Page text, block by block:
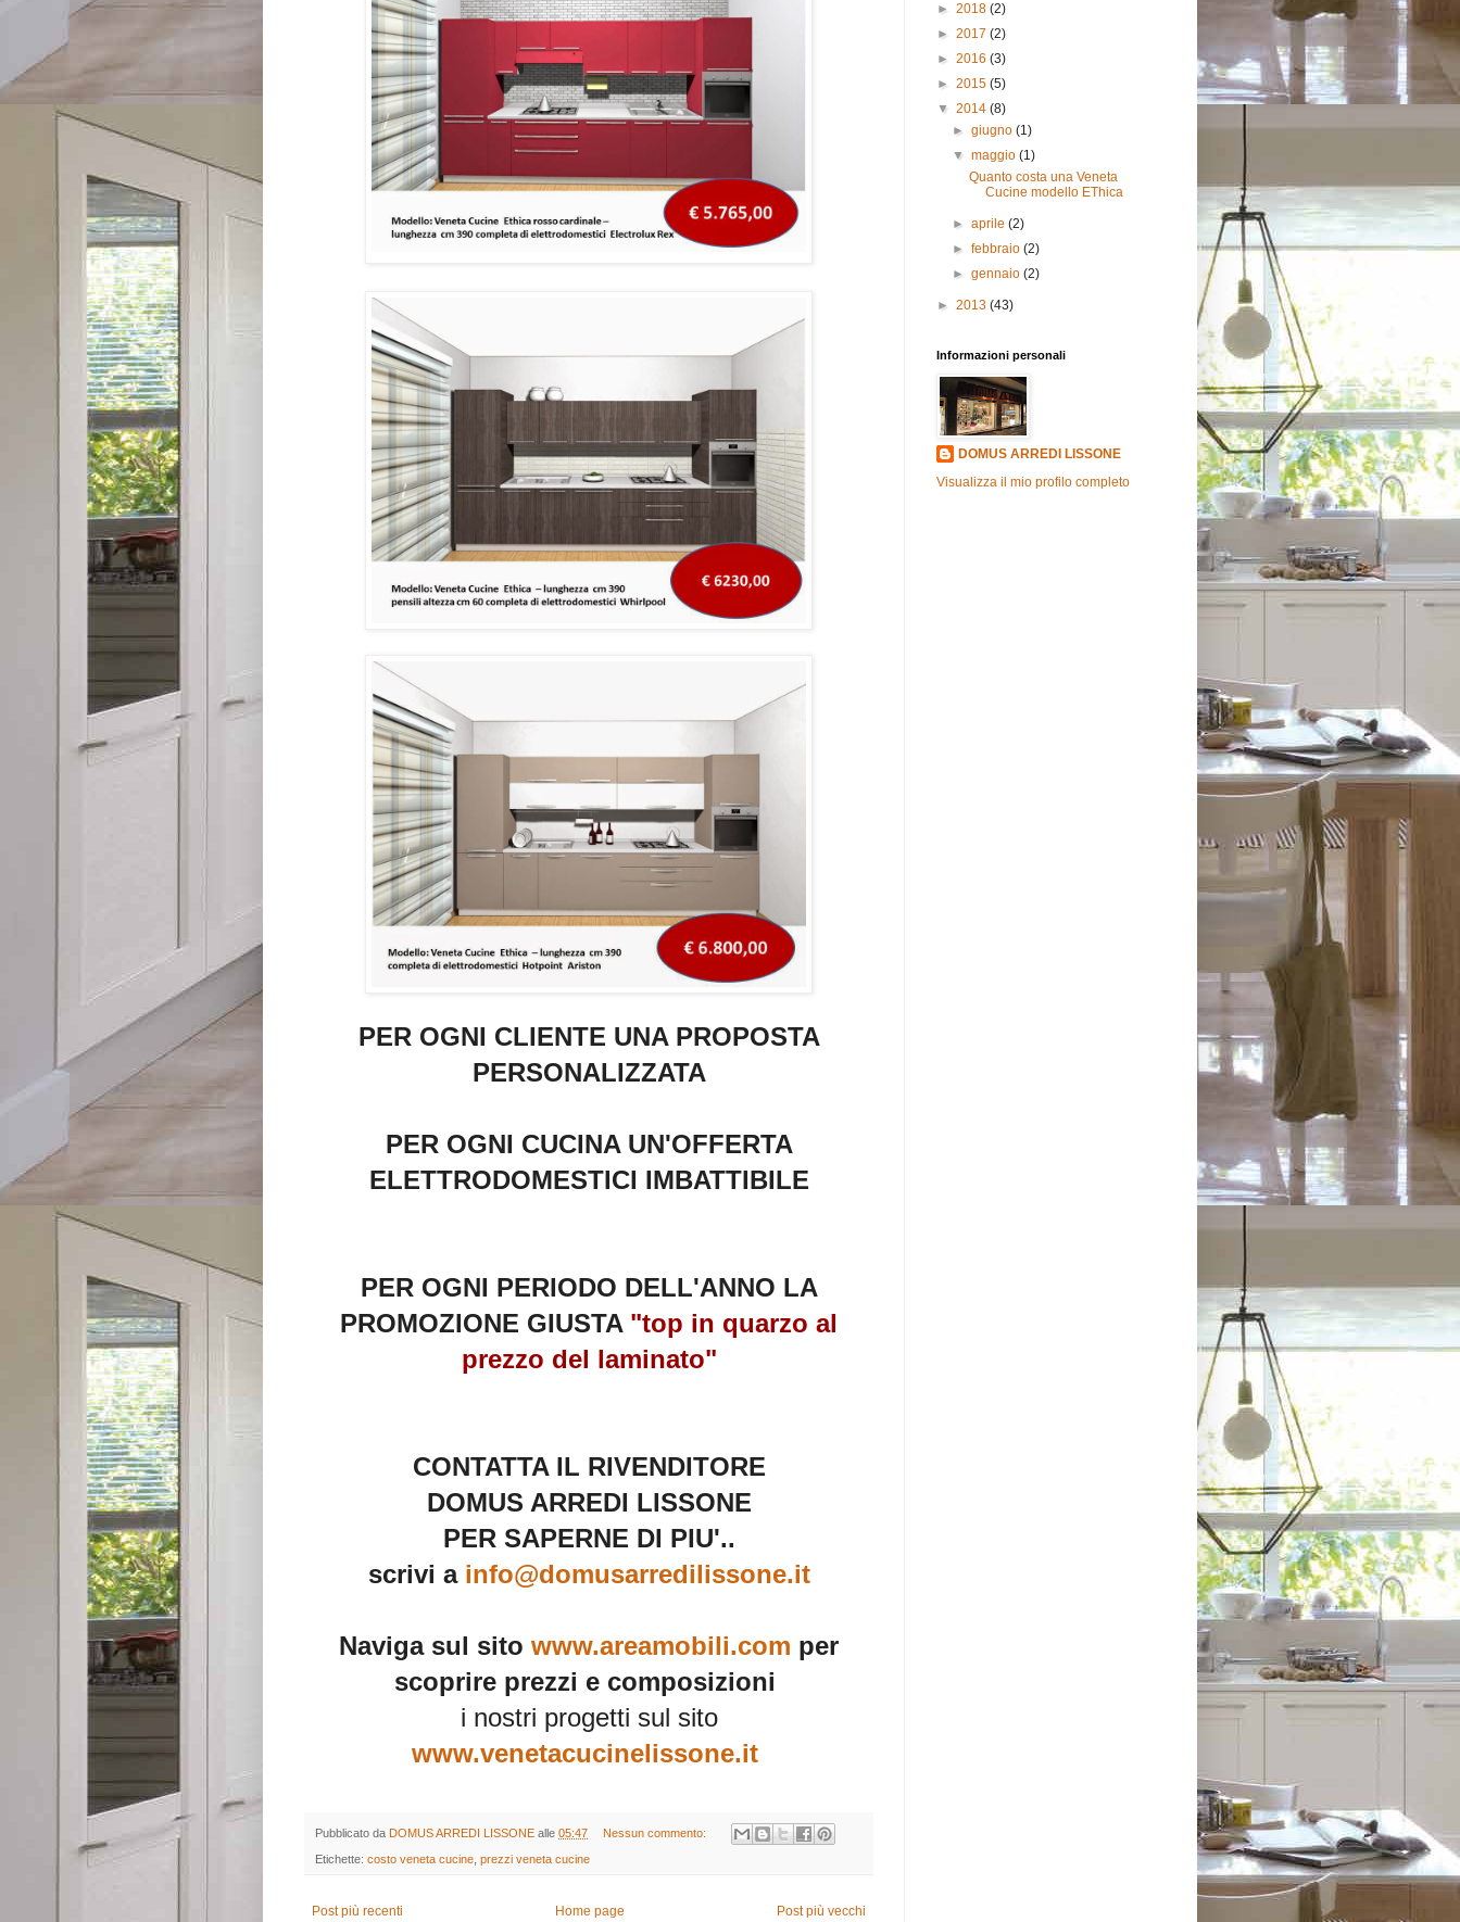
PER OGNI CLIENTE UNA PROPOSTA
PERSONALIZZATA
PER OGNI CUCINA UN'OFFERTA
ELETTRODOMESTICI IMBATTIBILE
PER OGNI PERIODO DELL'ANNO LA
PROMOZIONE GIUSTA "top in quarzo al
prezzo del laminato"
CONTATTA IL RIVENDITORE
DOMUS ARREDI LISSONE
PER SAPERNE DI PIU'..
scrivi a info@domusarredilissone.it
Naviga sul sito www.areamobili.com per
scoprire prezzi e composizioni
i nostri progetti sul sito
www.venetacucinelissone.it
Pubblicato da DOMUS ARREDI LISSONE alle 05:47 Nessun commento:
Etichette: costo veneta cucine, prezzi veneta cucine
Post più recenti Post più vecchi
Home page
► 2018 (2)
► 2017 (2)
► 2016 (3)
► 2015 (5)
▼ 2014 (8)
►giugno(1)
▼maggio(1)
Quanto costa una Veneta
Cucine modello EThica
►aprile(2)
►febbraio(2)
►gennaio(2)
► 2013 (43)
Informazioni personali
DOMUS ARREDI LISSONE
Visualizza il mio profilo completo